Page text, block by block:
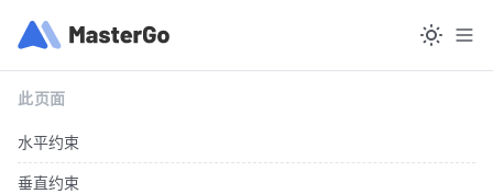
此页面
水平约束
垂直约束